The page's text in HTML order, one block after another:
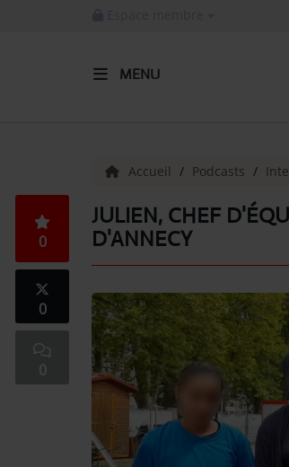
MENU
ACTUALITÉS DE LA RADIO
EMISSIONS
EQUIPE
ARTISTES
TITRES DIFFUSÉS
NOS PARTENAIRES
COMMENT NOUS ÉCOUTER ?
Accueil Podcasts
JULIEN, CHEF
D'ANNECY
0
0
0